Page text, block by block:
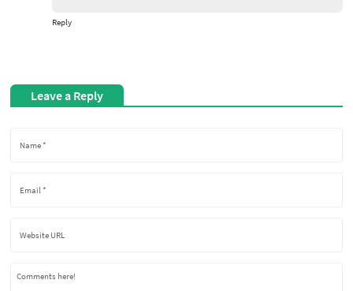
Reply
Leave a Reply
Comments here!